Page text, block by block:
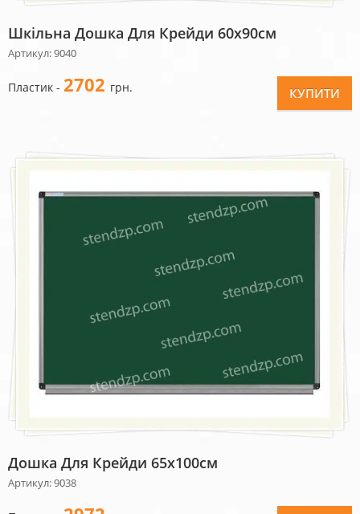
Шкільна Дошка Для Крейди 60х90см
Артикул: 9040
Пластик - 2702 грн. КУПИТИ
Дошка Для Крейди 65х100см
Артикул: 9038